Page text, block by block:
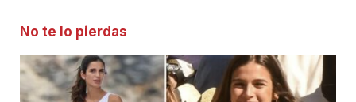
No te lo pierdas